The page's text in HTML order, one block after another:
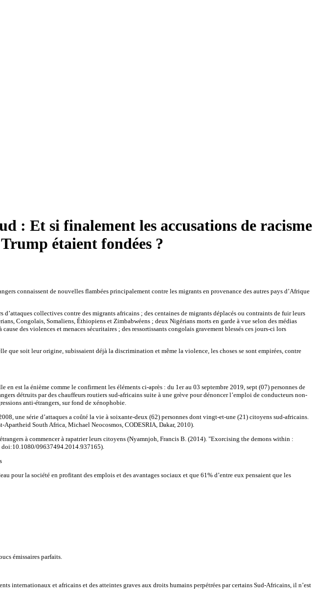
: Et si finalement les accusations de racisme
étaient fondées ?
connaissent de nouvelles flambées principalement contre les migrants en provenance des autres pays d’Afrique
collectives contre des migrants africains ; des centaines de migrants déplacés ou contraints de fuir leurs
Congolais, Somaliens, Éthiopiens et Zimbabwéens ; deux Nigérians morts en garde à vue selon des médias
des violences et menaces sécuritaires ; des ressortissants congolais gravement blessés ces jours-ci lors
que soit leur origine, subissaient déjà la discrimination et même la violence, les choses se sont empirées, contre
est la énième comme le confirment les éléments ci-après : du 1er au 03 septembre 2019, sept (07) personnes de
détruits par des chauffeurs routiers sud-africains suite à une grève pour dénoncer l’emploi de conducteurs non-
anti-étrangers, sur fond de xénophobie.
une série d’attaques a coûté la vie à soixante-deux (62) personnes dont vingt-et-une (21) citoyens sud-africains.
South Africa, Michael Neocosmos, CODESRIA, Dakar, 2010).
à commencer à rapatrier leurs citoyens (Nyamnjoh, Francis B. (2014). "Exorcising the demons within :
09637494.2014.937165).
pour la société en profitant des emplois et des avantages sociaux et que 61% d’entre eux pensaient que les
émissaires parfaits.
internationaux et africains et des atteintes graves aux droits humains perpétrées par certains Sud-Africains, il n’est